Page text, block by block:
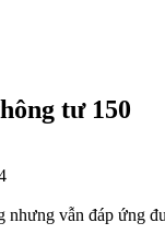
tư 150
vẫn đáp ứng